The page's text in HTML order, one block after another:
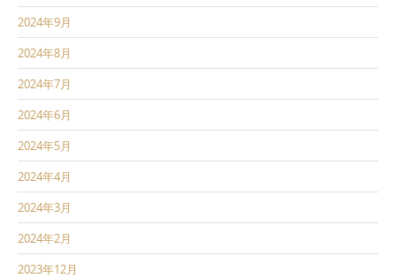
2024年9月
2024年8月
2024年7月
2024年6月
2024年5月
2024年4月
2024年3月
2024年2月
2023年12月